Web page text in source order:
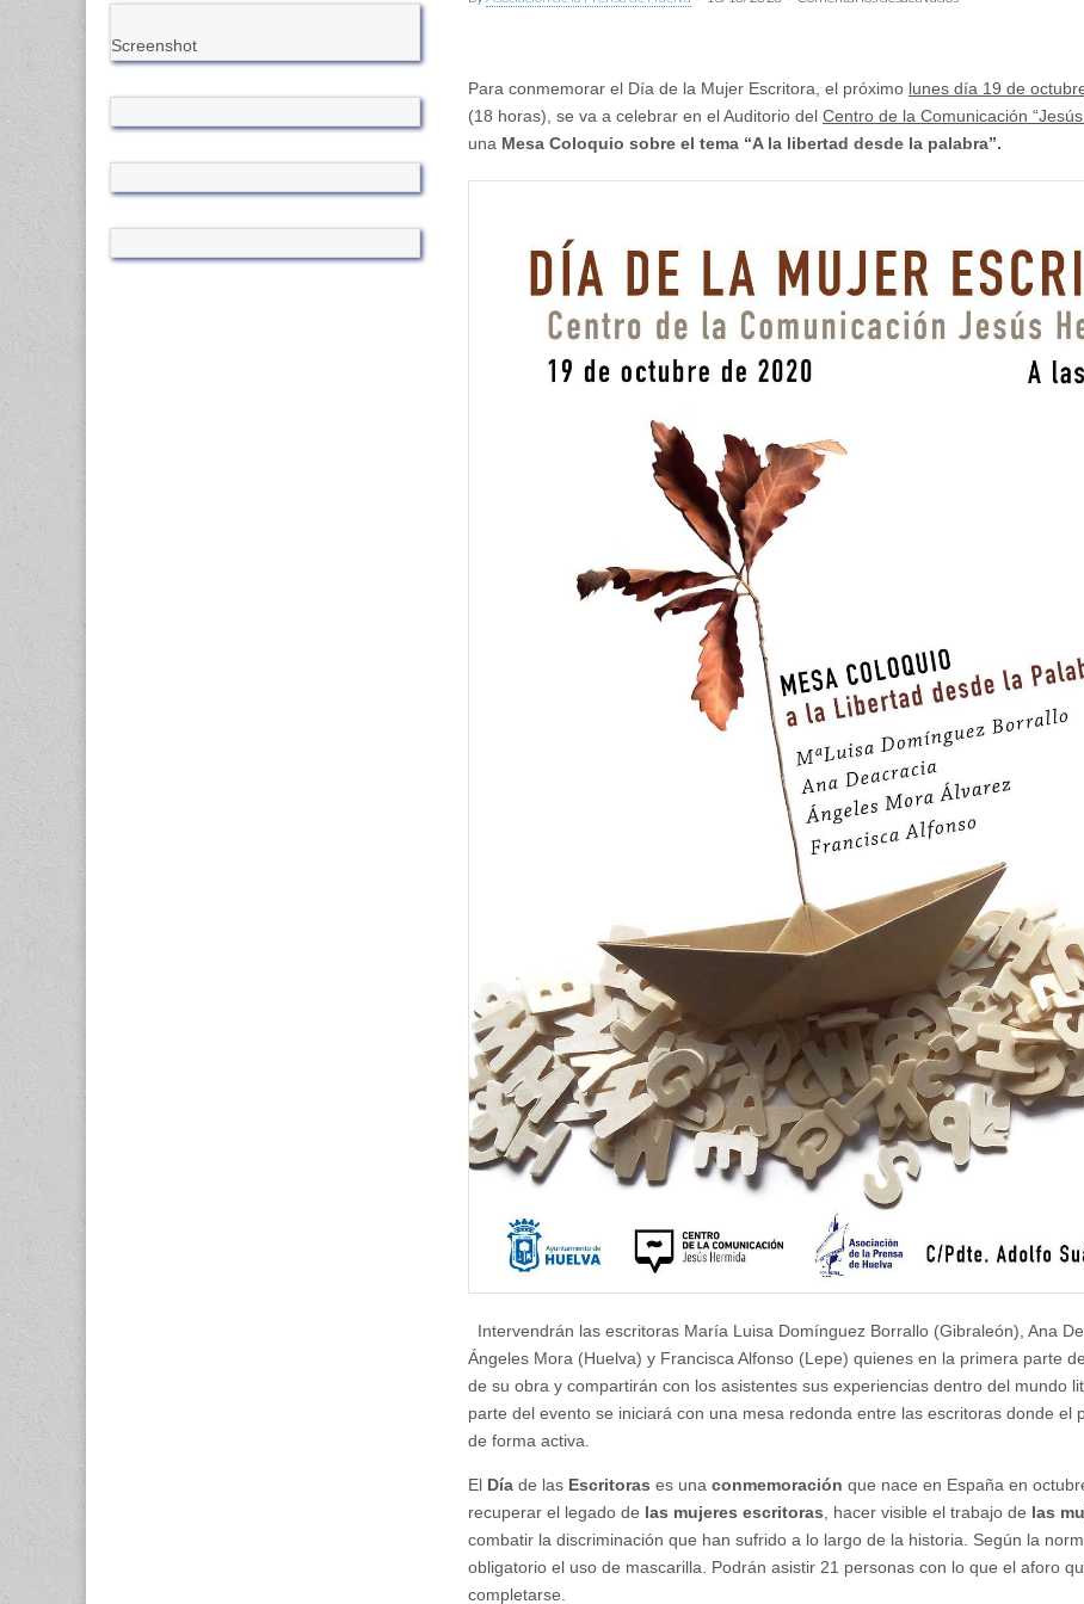
el
Día
de
la
Escritora
Para conmemorar el Día de la Mujer Escritora, el próximo lunes día 19 de
(18 horas), se va a celebrar en el Auditorio del Centro de la Comunicación
una Mesa Coloquio sobre el tema “A la libertad desde la palabra”.
Intervendrán las escritoras María Luisa Domínguez Borrallo (Gibraleón), Ana
Ángeles Mora (Huelva) y Francisca Alfonso (Lepe) quienes en la primera parte
de su obra y compartirán con los asistentes sus experiencias dentro del mundo
parte del evento se iniciará con una mesa redonda entre las escritoras donde el
de forma activa.
El Día de las Escritoras es una conmemoración que nace en España en
recuperar el legado de las mujeres escritoras , hacer visible el trabajo de las
combatir la discriminación que han sufrido a lo largo de la historia. Según la
obligatorio el uso de mascarilla. Podrán asistir 21 personas con lo que el aforo
completarse.
Screenshot